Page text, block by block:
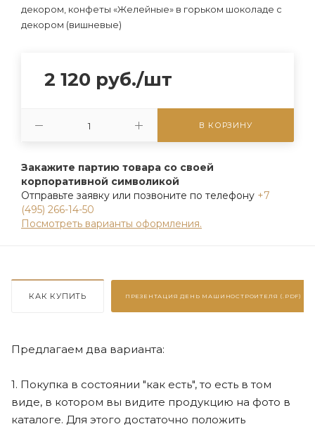
декором, конфеты «Желейные» в горьком шоколаде с
декором (вишневые)
2 120 руб./шт
В КОРЗИНУ
Закажите партию товара со своей
корпоративной символикой
Отправьте заявку или позвоните по телефону +7
(495) 266-14-50
Посмотреть варианты оформления.
КАК КУПИТЬ ПРЕЗЕНТАЦИЯ ДЕНЬ МАШИНОСТРОИТЕЛЯ (.PDF)
Предлагаем два варианта:
1. Покупка в состоянии "как есть", то есть в том
виде, в котором вы видите продукцию на фото в
каталоге. Для этого достаточно положить